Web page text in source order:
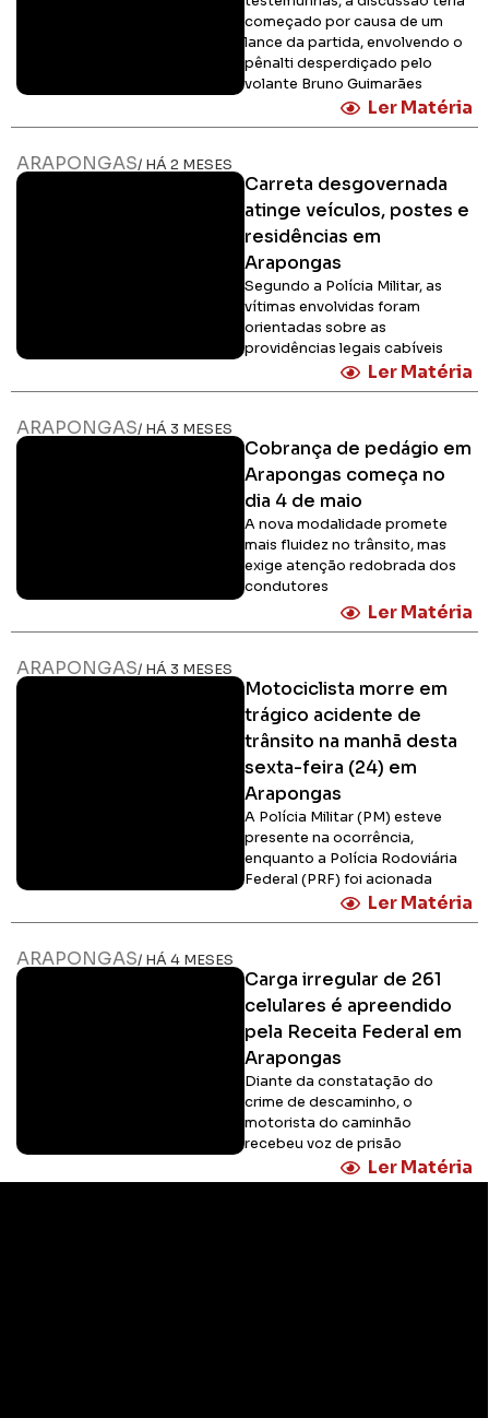
começado por causa de um
lance da partida, envolvendo o
pênalti desperdiçado pelo
volante Bruno Guimarães
Ler Matéria
ARAPONGAS/ HÁ 2 MESES
Carreta desgovernada
atinge veículos, postes e
residências em
Arapongas
Segundo a Polícia Militar, as
vítimas envolvidas foram
orientadas sobre as
providências legais cabíveis
Ler Matéria
ARAPONGAS/ HÁ 3 MESES
Cobrança de pedágio em
Arapongas começa no
dia 4 de maio
A nova modalidade promete
mais fluidez no trânsito, mas
exige atenção redobrada dos
condutores
Ler Matéria
ARAPONGAS/ HÁ 3 MESES
Motociclista morre em
trágico acidente de
trânsito na manhã desta
sexta-feira (24) em
Arapongas
A Polícia Militar (PM) esteve
presente na ocorrência,
enquanto a Polícia Rodoviária
Federal (PRF) foi acionada
Ler Matéria
ARAPONGAS/ HÁ 4 MESES
Carga irregular de 261
celulares é apreendido
pela Receita Federal em
Arapongas
Diante da constatação do
crime de descaminho, o
motorista do caminhão
recebeu voz de prisão
Ler Matéria